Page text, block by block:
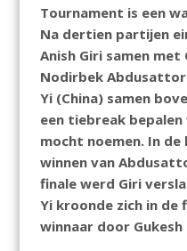
b
o
o
k
s
A
p
p
Tournament is een
Na dertien partijen
Anish Giri samen met
Nodirbek
Yi (China) samen
een tiebreak
mocht noemen. In
winnen van
finale werd Giri
Yi kroonde zich in
winnaar door